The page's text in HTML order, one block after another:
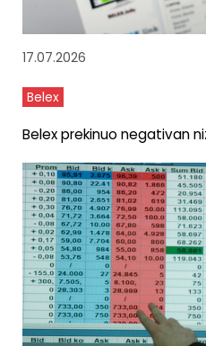
17.07.2026
Belex
Belex prekinuo negativan